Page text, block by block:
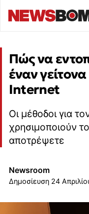
Πώς να
έναν
Internet
Οι μέθοδοι για
χρησιμοποιούν
αποτρέψετε
Newsroom
24